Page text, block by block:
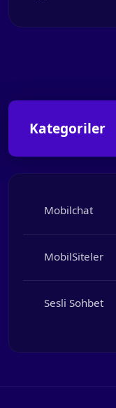
Kategoriler
Mobilchat
MobilSiteler
Sesli Sohbet